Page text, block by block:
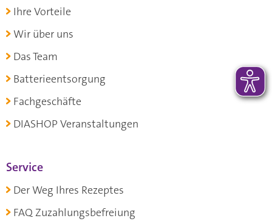
Ihre Vorteile
Wir über uns
Das Team
Batterieentsorgung
Fachgeschäfte
DIASHOP Veranstaltungen
Service
Der Weg Ihres Rezeptes
FAQ Zuzahlungsbefreiung